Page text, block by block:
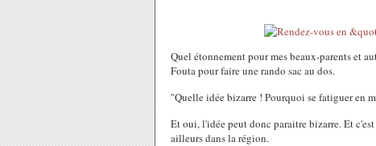
Quel étonnement pour mes beaux-parents et
Fouta pour faire une rando sac au dos.
"Quelle idée bizarre ! Pourquoi se fatiguer en
Et oui, l'idée peut donc paraitre bizarre. Et
ailleurs dans la région.